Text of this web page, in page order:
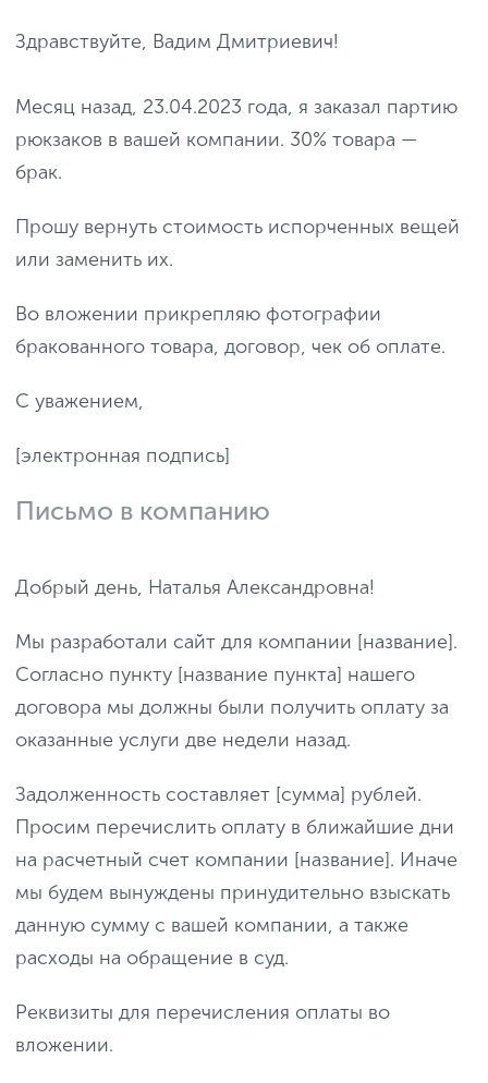
Здравствуйте, Вадим Дмитриевич!
Месяц назад, 23.04.2023 года, я заказал партию
рюкзаков в вашей компании. 30% товара —
брак.
Прошу вернуть стоимость испорченных вещей
или заменить их.
Во вложении прикрепляю фотографии
бракованного товара, договор, чек об оплате.
С уважением,
[электронная подпись]
Письмо в компанию
Добрый день, Наталья Александровна!
Мы разработали сайт для компании [название].
Согласно пункту [название пункта] нашего
договора мы должны были получить оплату за
оказанные услуги две недели назад.
Задолженность составляет [сумма] рублей.
Просим перечислить оплату в ближайшие дни
на расчетный счет компании [название]. Иначе
мы будем вынуждены принудительно взыскать
данную сумму с вашей компании, а также
расходы на обращение в суд.
Реквизиты для перечисления оплаты во
вложении.